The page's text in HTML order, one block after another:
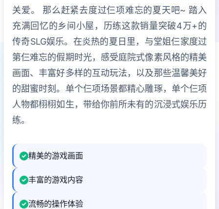
关爱。 那么赶紧去度过仨项难忘的夏天吧~ 踏入
充满回忆的乡间小屋，历练这款销量突破4万+的
传奇SLG娱乐。在炎热的夏日里，与堂姐仨家度过
第仨难忘的假期时光，感受庭院式像素风格的精美
画面、丰富好多样的互动玩法，以及那些温馨美好
的甜蜜时刻。单个仨项场景都精心雕琢，单个仨项
人物都栩栩如生，带给你前所未有的沉浸式娱乐历
练。
精美的游戏画面
丰富的游戏内容
流畅的操作体验